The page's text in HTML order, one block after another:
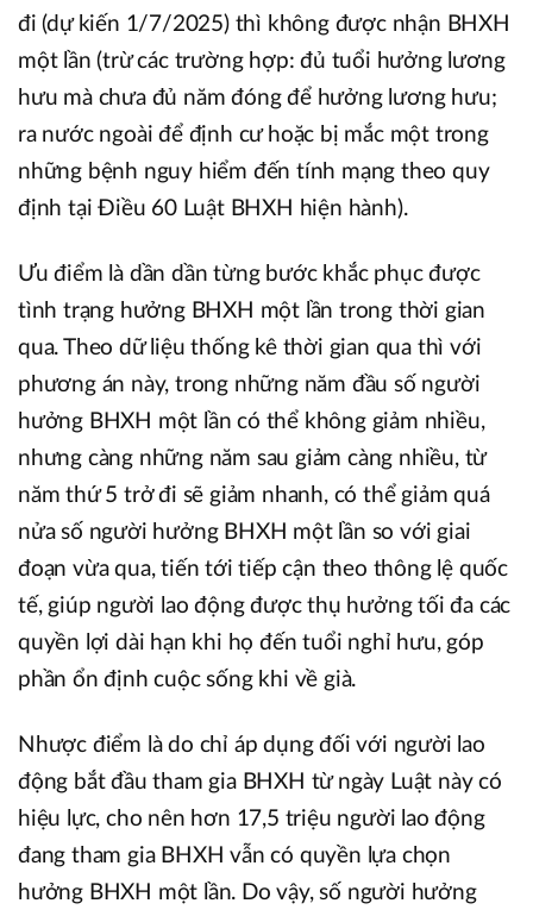
đi (dự kiến 1/7/2025) thì không được nhận BHXH
một lần (trừ các trường hợp: đủ tuổi hưởng lương
hưu mà chưa đủ năm đóng để hưởng lương hưu;
ra nước ngoài để định cư hoặc bị mắc một trong
những bệnh nguy hiểm đến tính mạng theo quy
định tại Điều 60 Luật BHXH hiện hành).
Ưu điểm là dần dần từng bước khắc phục được
tình trạng hưởng BHXH một lần trong thời gian
qua. Theo dữ liệu thống kê thời gian qua thì với
phương án này, trong những năm đầu số người
hưởng BHXH một lần có thể không giảm nhiều,
nhưng càng những năm sau giảm càng nhiều, từ
năm thứ 5 trở đi sẽ giảm nhanh, có thể giảm quá
nửa số người hưởng BHXH một lần so với giai
đoạn vừa qua, tiến tới tiếp cận theo thông lệ quốc
tế, giúp người lao động được thụ hưởng tối đa các
quyền lợi dài hạn khi họ đến tuổi nghỉ hưu, góp
phần ổn định cuộc sống khi về già.
Nhược điểm là do chỉ áp dụng đối với người lao
động bắt đầu tham gia BHXH từ ngày Luật này có
hiệu lực, cho nên hơn 17,5 triệu người lao động
đang tham gia BHXH vẫn có quyền lựa chọn
hưởng BHXH một lần. Do vậy, số người hưởng